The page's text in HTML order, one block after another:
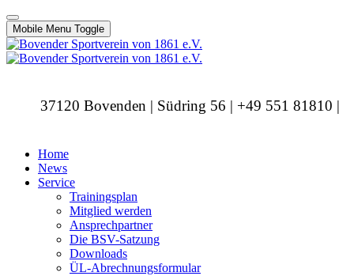
Mobile Menu Toggle
37120 Bovenden | Südring 56 | +49 551 81810 |
Home
News
Service
Trainingsplan
Mitglied werden
Ansprechpartner
Die BSV-Satzung
Downloads
ÜL-Abrechnungsformular